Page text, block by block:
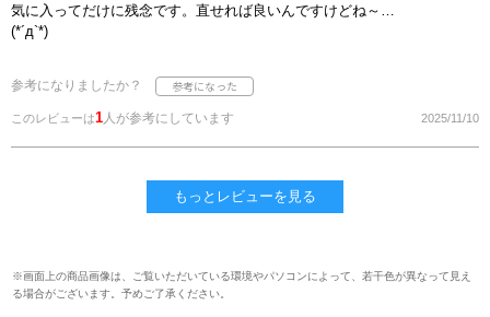
気に入ってだけに残念です。直せれば良いんですけどね～…
(*´д`*)
参考になりましたか？
このレビューは1 人が参考にしています 2025/11/10
もっとレビューを見る
※画面上の商品画像は、ご覧いただいている環境やパソコンによって、若干色が異なって見え
る場合がございます。予めご了承ください。